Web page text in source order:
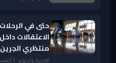
الاعتقالات
منتظري
هجرة ولجوء · 1 أغسطس 2026 — 12:51 PM